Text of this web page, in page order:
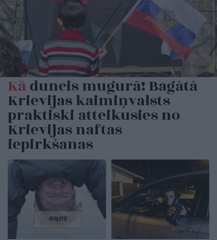
Kāduncis mugurā! Bagātā
Krievijas kaimiņvalsts
praktiski atteikusies no
Krievijas naftas
iepirkšanas